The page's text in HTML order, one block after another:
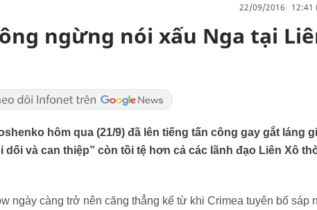
22/09/2016 12:41
ngừng nói xấu Nga tại
hôm qua (21/9) đã lên tiếng tấn công gay gắt láng
dối và can thiệp” còn tồi tệ hơn cả các lãnh đạo Liên Xô
ngày càng trở nên căng thẳng kể từ khi Crimea tuyên bố sáp